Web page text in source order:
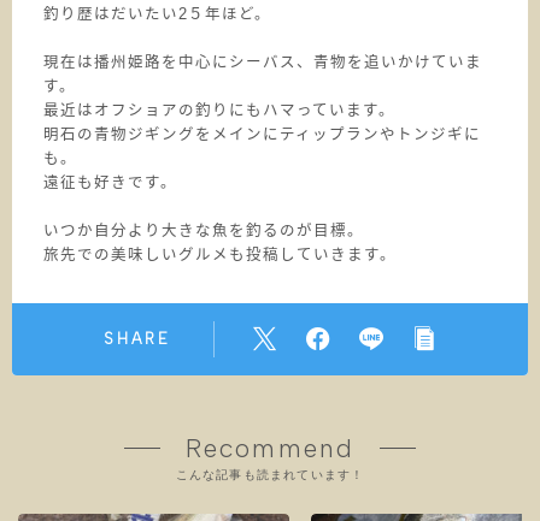
釣り歴はだいたい2５年ほど。
現在は播州姫路を中心にシーバス、青物を追いかけていま
す。
最近はオフショアの釣りにもハマっています。
明石の青物ジギングをメインにティップランやトンジギに
も。
遠征も好きです。
いつか自分より大きな魚を釣るのが目標。
旅先での美味しいグルメも投稿していきます。
SHARE
Recommend
こんな記事も読まれています！